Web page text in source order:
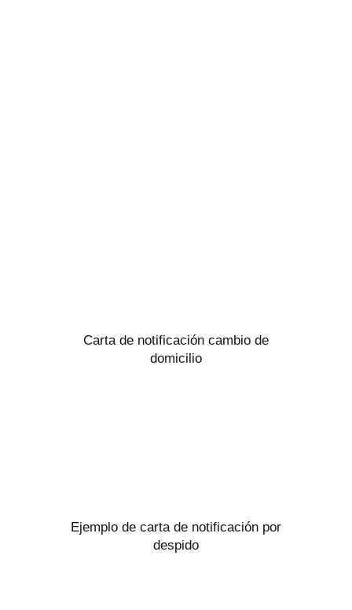
Carta de notificación cambio de
domicilio
Ejemplo de carta de notificación por
despido